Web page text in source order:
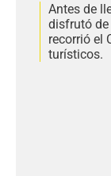
Antes de
disfrutó de
recorrió el
turísticos.